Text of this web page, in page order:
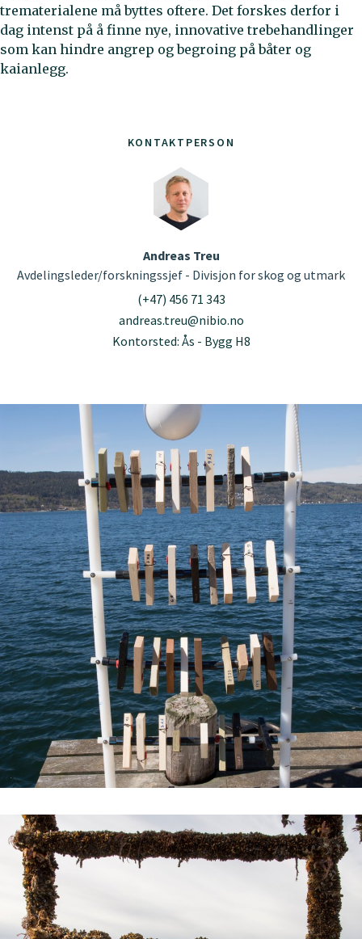
KONTAKTPERSON
Andreas Treu
Avdelingsleder/forskningssjef - Divisjon for skog og utmark
(+47) 456 71 343
andreas.treu@nibio.no
Kontorsted: Ås - Bygg H8
trematerialene må byttes oftere. Det forskes derfor i
dag intenst på å finne nye, innovative trebehandlinger
som kan hindre angrep og begroing på båter og
kaianlegg.